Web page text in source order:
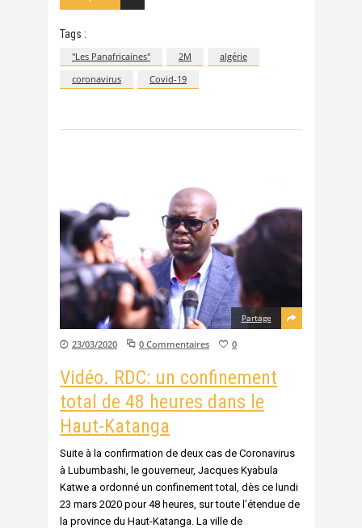
Tags :
"Les Panafricaines" 2M
algérie
coronavirus
Covid-19
Partage
23/03/2020 0 Commentaires 0
Vidéo. RDC: un confinement
total de 48 heures dans le
Haut-Katanga
Suite à la confirmation de deux cas de Coronavirus
à Lubumbashi, le gouverneur, Jacques Kyabula
Katwe a ordonné un confinement total, dès ce lundi
23 mars 2020 pour 48 heures, sur toute l’étendue de
la province du Haut-Katanga. La ville de